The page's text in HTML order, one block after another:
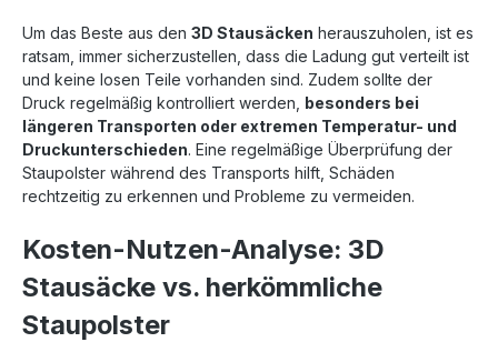
Um das Beste aus den 3D Stausäcken herauszuholen, ist es
ratsam, immer sicherzustellen, dass die Ladung gut verteilt ist
und keine losen Teile vorhanden sind. Zudem sollte der
Druck regelmäßig kontrolliert werden, besonders bei
längeren Transporten oder extremen Temperatur- und
Druckunterschieden. Eine regelmäßige Überprüfung der
Staupolster während des Transports hilft, Schäden
rechtzeitig zu erkennen und Probleme zu vermeiden.
Kosten-Nutzen-Analyse: 3D
Stausäcke vs. herkömmliche
Staupolster